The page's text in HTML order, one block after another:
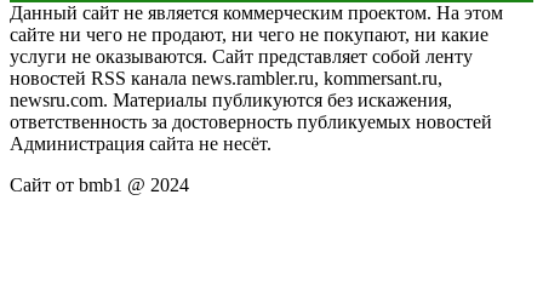
Данный сайт не является коммерческим проектом. На этом
сайте ни чего не продают, ни чего не покупают, ни какие
услуги не оказываются. Сайт представляет собой ленту
новостей RSS канала news.rambler.ru, kommersant.ru,
newsru.com. Материалы публикуются без искажения,
ответственность за достоверность публикуемых новостей
Администрация сайта не несёт.
Сайт от bmb1 @ 2024